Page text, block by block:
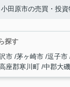
小田原市の売買・投
探す
市 茅ヶ崎市 逗子市
座郡寒川町 中郡大